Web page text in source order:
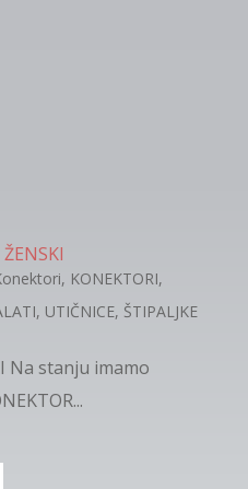
, KONEKTORI,
UTIČNICE, ŠTIPALJKE
Na stanju imamo